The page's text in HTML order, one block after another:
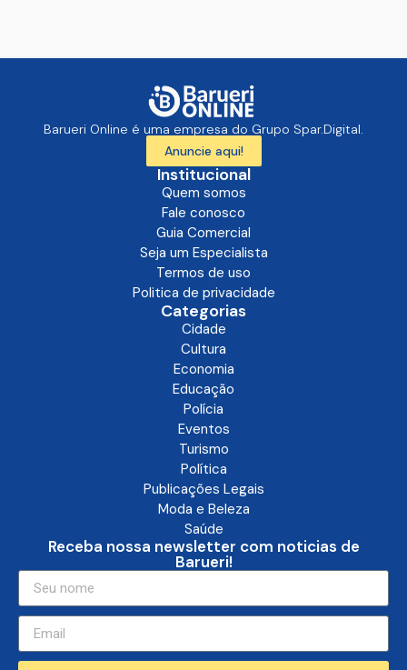
Barueri Online é uma empresa do Grupo Spar.Digital.
Anuncie aqui!
Institucional
Quem somos
Fale conosco
Guia Comercial
Seja um Especialista
Termos de uso
Politica de privacidade
Categorias
Cidade
Cultura
Economia
Educação
Polícia
Eventos
Turismo
Política
Publicações Legais
Moda e Beleza
Saúde
Receba nossa newsletter com noticias de
Barueri!